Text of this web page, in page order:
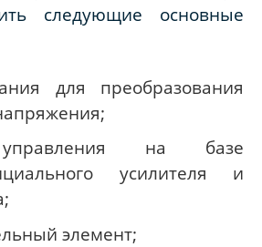
следующие основные
для преобразования
на базе
усилителя и
элемент;